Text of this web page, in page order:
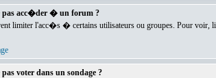
pas acc�der � un forum ?
limiter l'acc�s � certains utilisateurs ou groupes. Pour voir,
voter dans un sondage ?